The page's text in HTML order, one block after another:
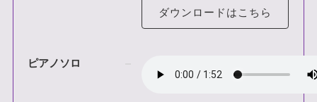
ダウンロードはこちら
ピアノソロ